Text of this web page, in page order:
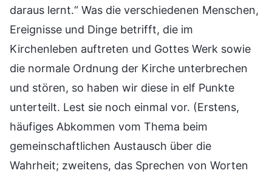
daraus lernt.“ Was die verschiedenen Menschen,
Ereignisse und Dinge betrifft, die im
Kirchenleben auftreten und Gottes Werk sowie
die normale Ordnung der Kirche unterbrechen
und stören, so haben wir diese in elf Punkte
unterteilt. Lest sie noch einmal vor. (Erstens,
häufiges Abkommen vom Thema beim
gemeinschaftlichen Austausch über die
Wahrheit; zweitens, das Sprechen von Worten